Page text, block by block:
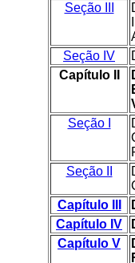
Seção III
Seção IV
Capítulo II
Seção I
Seção II
Capítulo III
Capítulo IV
Capítulo V